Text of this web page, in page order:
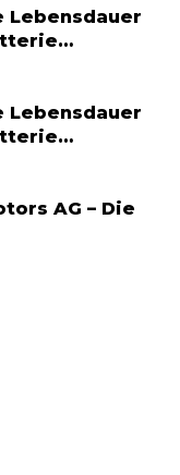
Lebensdauer
Lebensdauer
AG – Die